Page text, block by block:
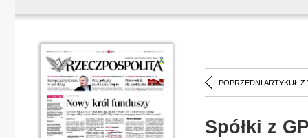
POPRZEDNI ARTYKUŁ Z
Spółki z